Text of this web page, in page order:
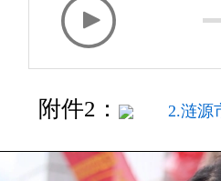
附件2： 2.涟源